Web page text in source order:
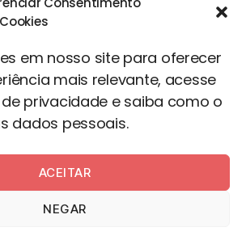
em nosso site para oferecer
mais relevante, acesse
privacidade e saiba como o
dados pessoais.
ACEITAR
NEGAR
ACERVO
– Todos os Direitos Reservados